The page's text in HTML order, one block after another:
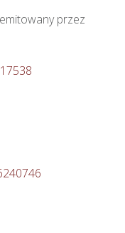
przez